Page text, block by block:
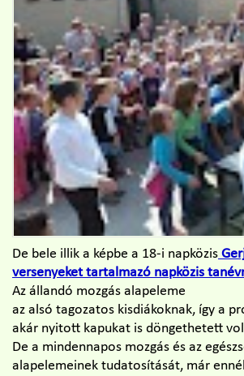
De bele illik a képbe a 18-i napközis
versenyeket tartalmazó napközis
Az állandó mozgás alapeleme
az alsó tagozatos kisdiákoknak, így a
akár nyitott kapukat is döngethetett
De a mindennapos mozgás és az
alapelemeinek tudatosítását, már